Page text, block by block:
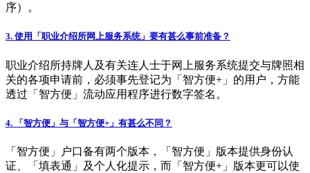
序）。
3. 使用「职业介绍所网上服务系统」要有甚么事前准备？
职业介绍所持牌人及有关连人士于网上服务系统提交与牌照相
关的各项申请前，必须事先登记为「智方便+」的用户，方能
透过「智方便」流动应用程序进行数字签名。
4. 「智方便」与「智方便+」有甚么不同？
「智方便」户口备有两个版本，「智方便」版本提供身份认
证、「填表通」及个人化提示，而「智方便+」版本更可以使